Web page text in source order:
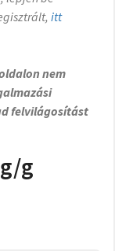
itt
nem
felvilágosítást
g